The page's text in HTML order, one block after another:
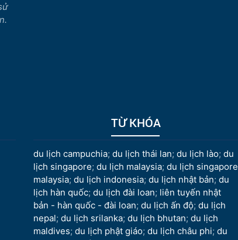
TỪ KHÓA
du lịch campuchia; du lịch thái lan; du lịch lào; du
lịch singapore; du lịch malaysia; du lịch singapore
malaysia; du lịch indonesia; du lịch nhật bản; du
lịch hàn quốc; du lịch đài loan; liên tuyến nhật
bản - hàn quốc - đài loan; du lịch ấn độ; du lịch
nepal; du lịch srilanka; du lịch bhutan; du lịch
maldives; du lịch phật giáo; du lịch châu phi; du